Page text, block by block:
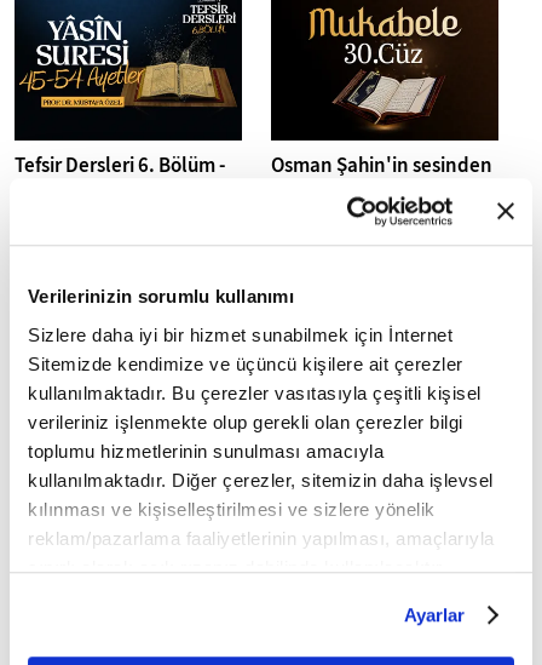
Verilerinizin sorumlu kullanımı
Sizlere daha iyi bir hizmet sunabilmek için İnternet
Sitemizde kendimize ve üçüncü kişilere ait çerezler
kullanılmaktadır. Bu çerezler vasıtasıyla çeşitli kişisel
verileriniz işlenmekte olup gerekli olan çerezler bilgi
toplumu hizmetlerinin sunulması amacıyla
kullanılmaktadır. Diğer çerezler, sitemizin daha işlevsel
kılınması ve kişiselleştirilmesi ve sizlere yönelik
reklam/pazarlama faaliyetlerinin yapılması, amaçlarıyla
sınırlı olarak açık rızanız dahilinde kullanılacaktır.
belirleyebilirsiniz. Çerezlere ilişkin detaylı bilgi için
Ayarlar butonuna tıklayabilir,Çerez Bilgilendirme
Ayarlar
Tefsir Dersleri 6. Bölüm -
Osman Şahin'in sesinden
30. Cüz I Mukabele
Osman Şahin'in sesinden
29. Cüz I Mukabele
Osman Şahin'in sesinden
28. Cüz I Mukabele